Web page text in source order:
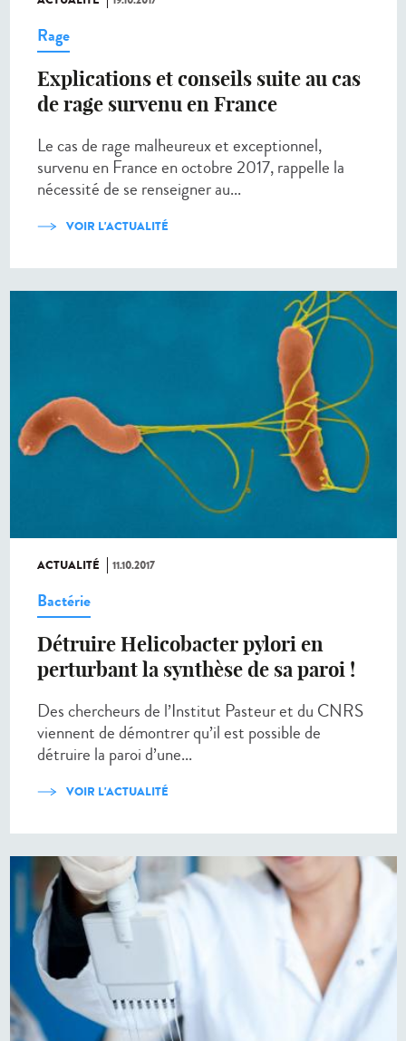
Rage
Explications et conseils suite au cas
de rage survenu en France
Le cas de rage malheureux et exceptionnel,
survenu en France en octobre 2017, rappelle la
nécessité de se renseigner au...
VOIR L'ACTUALITÉ
ACTUALITÉ 11.10.2017
Bactérie
Détruire Helicobacter pylori en
perturbant la synthèse de sa paroi !
Des chercheurs de l’Institut Pasteur et du CNRS
viennent de démontrer qu’il est possible de
détruire la paroi d’une...
VOIR L'ACTUALITÉ